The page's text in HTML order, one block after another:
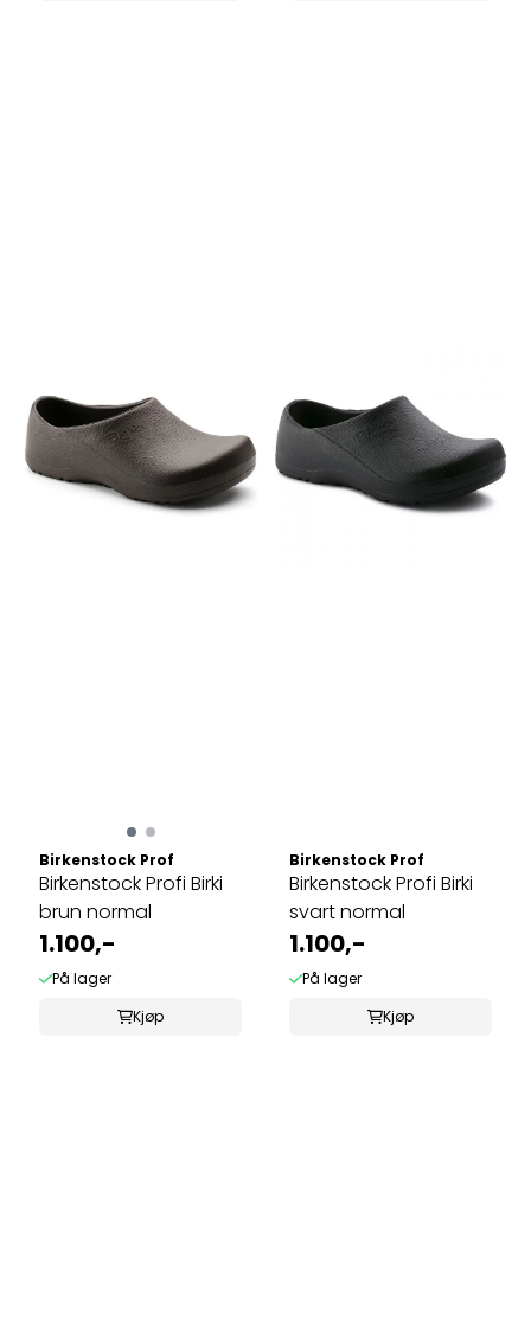
Birkenstock Prof
Birkenstock Profi Birki
brun normal
1.100,-
På lager
Kjøp
Birkenstock Prof
Birkenstock Profi Birki
svart normal
1.100,-
På lager
Kjøp